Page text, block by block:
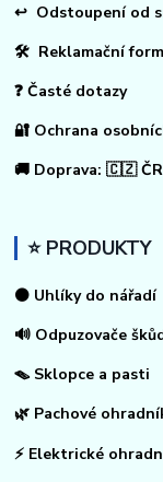
↩ Odstoupení od
🛠 Reklamační
❓ Časté dotazy
🔐 Ochrana
🚚 Doprava: 🇨🇿
⭐ PRODUKTY
⚫ Uhlíky do nářadí
🔊 Odpuzovače
🪤 Sklopce a pasti
🌿 Pachové
⚡ Elektrické